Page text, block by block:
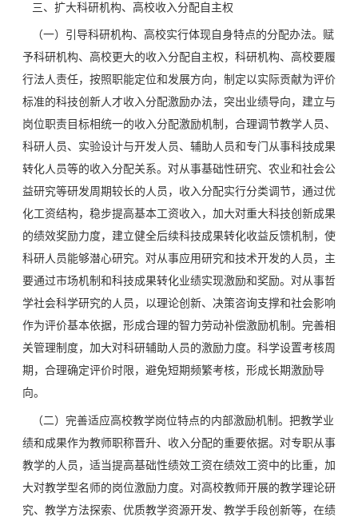
三、扩大科研机构、高校收入分配自主权
（一）引导科研机构、高校实行体现自身特点的分配办法。赋
予科研机构、高校更大的收入分配自主权，科研机构、高校要履
行法人责任，按照职能定位和发展方向，制定以实际贡献为评价
标准的科技创新人才收入分配激励办法，突出业绩导向，建立与
岗位职责目标相统一的收入分配激励机制，合理调节教学人员、
科研人员、实验设计与开发人员、辅助人员和专门从事科技成果
转化人员等的收入分配关系。对从事基础性研究、农业和社会公
益研究等研发周期较长的人员，收入分配实行分类调节，通过优
化工资结构，稳步提高基本工资收入，加大对重大科技创新成果
的绩效奖励力度，建立健全后续科技成果转化收益反馈机制，使
科研人员能够潜心研究。对从事应用研究和技术开发的人员，主
要通过市场机制和科技成果转化业绩实现激励和奖励。对从事哲
学社会科学研究的人员，以理论创新、决策咨询支撑和社会影响
作为评价基本依据，形成合理的智力劳动补偿激励机制。完善相
关管理制度，加大对科研辅助人员的激励力度。科学设置考核周
期，合理确定评价时限，避免短期频繁考核，形成长期激励导
向。
（二）完善适应高校教学岗位特点的内部激励机制。把教学业
绩和成果作为教师职称晋升、收入分配的重要依据。对专职从事
教学的人员，适当提高基础性绩效工资在绩效工资中的比重，加
大对教学型名师的岗位激励力度。对高校教师开展的教学理论研
究、教学方法探索、优质教学资源开发、教学手段创新等，在绩